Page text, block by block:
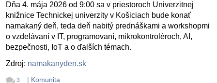
Dňa 4. mája 2026 od 9:00 sa v priestoroch Univerzitnej
knižnice Technickej univerzity v Košiciach bude konať
namakaný deň, teda deň nabitý prednáškami a workshopmi
o vzdelávaní v IT, programovaní, mikrokontroléroch, AI,
bezpečnosti, IoT a o ďalších témach.
Zdroj: namakanyden.sk
3 | Komunita